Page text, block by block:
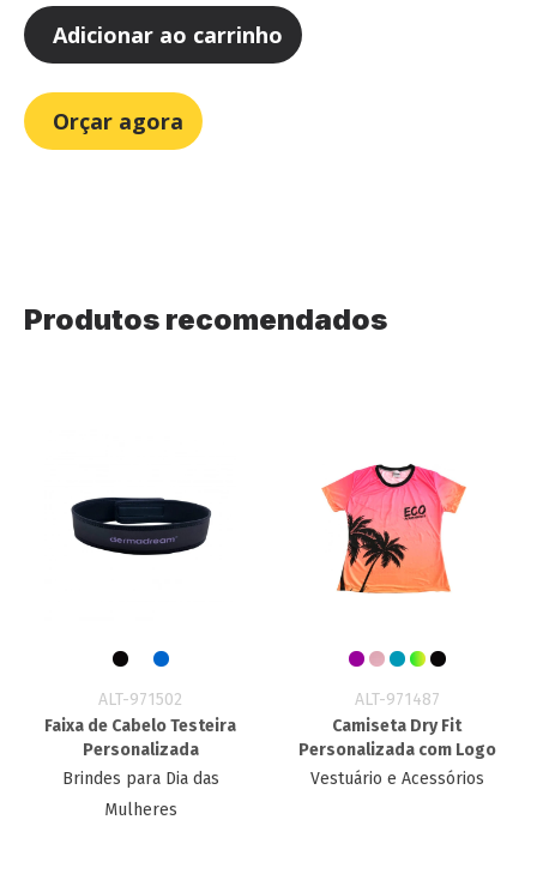
Adicionar ao carrinho
Orçar agora
Produtos recomendados
ALT-971502
Faixa de Cabelo Testeira
Personalizada
Brindes para Dia das
Mulheres
ALT-971487
Camiseta Dry Fit
Personalizada com Logo
Vestuário e Acessórios